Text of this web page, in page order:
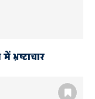
भ्रष्टाचार